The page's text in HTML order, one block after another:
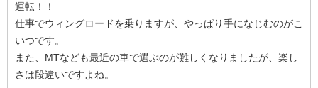
運転！！
仕事でウィングロードを乗りますが、やっぱり手になじむのがこ
いつです。
また、MTなども最近の車で選ぶのが難しくなりましたが、楽し
さは段違いですよね。